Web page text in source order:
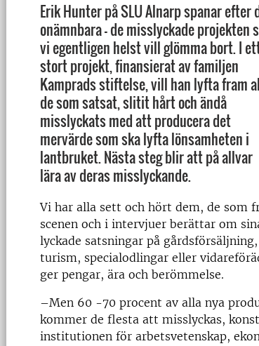
Erik Hunter på SLU Alnarp spanar efter
onämnbara - de misslyckade projekten
vi egentligen helst vill glömma bort. I
stort projekt, finansierat av familjen
Kamprads stiftelse, vill han lyfta fram
de som satsat, slitit hårt och ändå
misslyckats med att producera det
mervärde som ska lyfta lönsamheten i
lantbruket. Nästa steg blir att på allvar
lära av deras misslyckande.
Vi har alla sett och hört dem, de som
scenen och i intervjuer berättar om
lyckade satsningar på gårdsförsäljning,
turism, specialodlingar eller
ger pengar, ära och berömmelse.
–Men 60 -70 procent av alla nya
kommer de flesta att misslyckas,
institutionen för arbetsvetenskap,